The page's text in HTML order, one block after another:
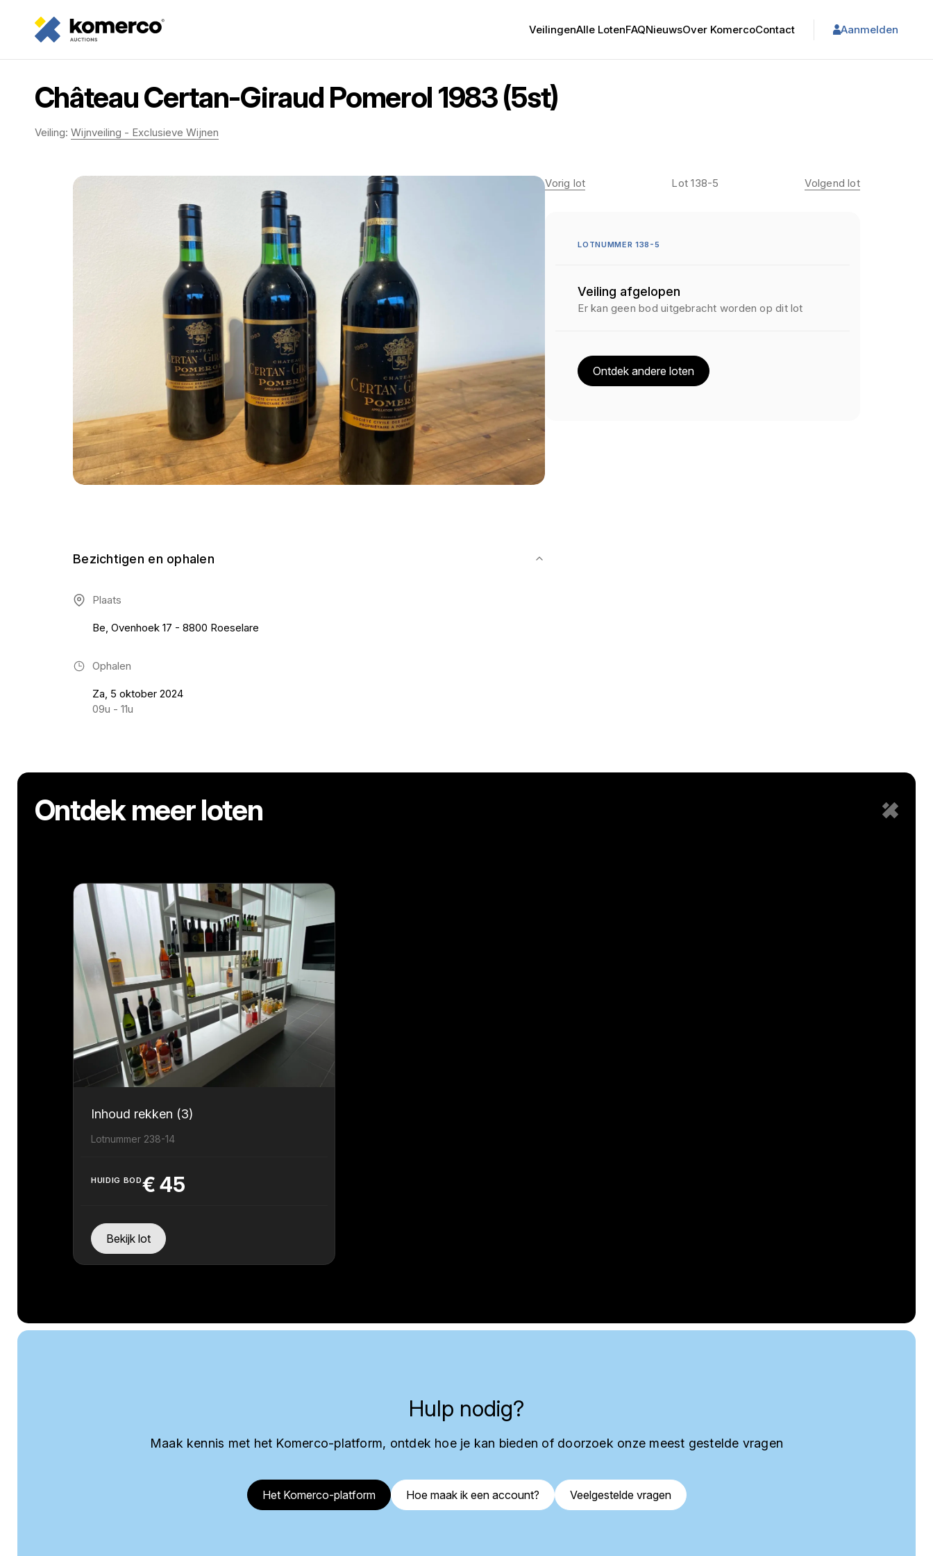
VeilingenAlle LotenFAQNieuwsOver KomercoContact Aanmelden
Château Certan-Giraud Pomerol 1983 (5st)
Veiling: Wijnveiling - Exclusieve Wijnen
Bezichtigen en ophalen
Plaats
Be, Ovenhoek 17 - 8800 Roeselare
Ophalen
Za, 5 oktober 2024
09u - 11u
Vorig lot Lot 138-5 Volgend lot
LOTNUMMER 138-5
Veiling afgelopen
Er kan geen bod uitgebracht worden op dit lot
Ontdek andere loten
Ontdek meer loten
Inhoud rekken (3)
Lotnummer 238-14
HUIDIG BOD€ 45
Bekijk lot
Hulp nodig?
Maak kennis met het Komerco-platform, ontdek hoe je kan bieden of doorzoek onze meest gestelde vragen
Het Komerco-platform Hoe maak ik een account? Veelgestelde vragen